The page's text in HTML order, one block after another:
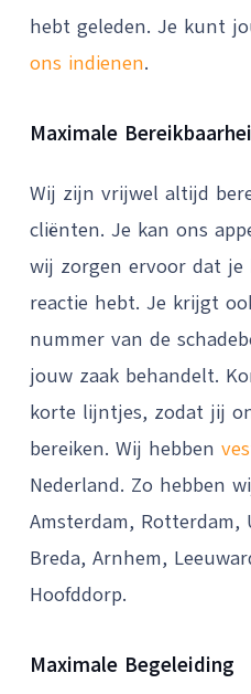
hebt geleden. Je kunt
ons indienen.
Maximale
Wij zijn vrijwel altijd
cliënten. Je kan ons
wij zorgen ervoor dat
reactie hebt. Je krijgt
nummer van de
jouw zaak behandelt.
korte lijntjes, zodat jij
bereiken. Wij hebben
Nederland. Zo hebben
Amsterdam, Rotterdam,
Breda, Arnhem,
Hoofddorp.
Maximale Begeleiding